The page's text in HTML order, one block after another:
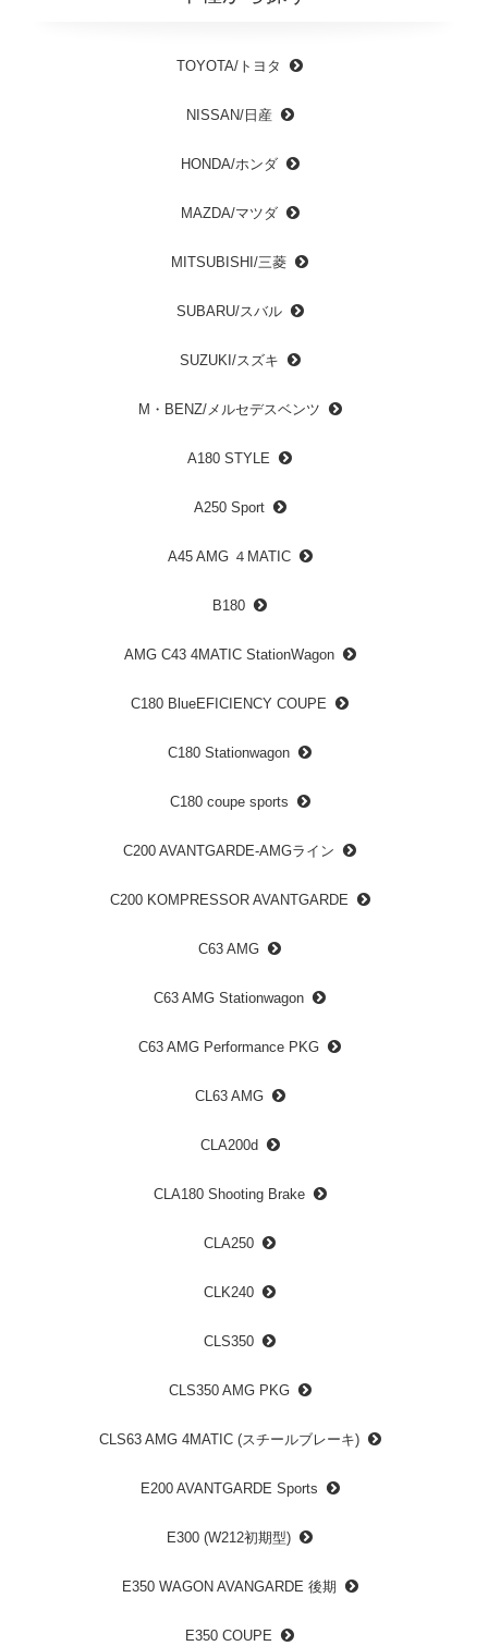
TOYOTA/トヨタ
NISSAN/日産
HONDA/ホンダ
MAZDA/マツダ
MITSUBISHI/三菱
SUBARU/スバル
SUZUKI/スズキ
M・BENZ/メルセデスベンツ
A180 STYLE
A250 Sport
A45 AMG ４MATIC
B180
AMG C43 4MATIC StationWagon
C180 BlueEFICIENCY COUPE
C180 Stationwagon
C180 coupe sports
C200 AVANTGARDE-AMGライン
C200 KOMPRESSOR AVANTGARDE
C63 AMG
C63 AMG Stationwagon
C63 AMG Performance PKG
CL63 AMG
CLA200d
CLA180 Shooting Brake
CLA250
CLK240
CLS350
CLS350 AMG PKG
CLS63 AMG 4MATIC (スチールブレーキ)
E200 AVANTGARDE Sports
E300 (W212初期型)
E350 WAGON AVANGARDE 後期
E350 COUPE